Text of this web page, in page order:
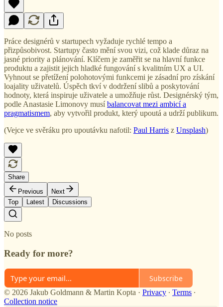
Práce designérů v startupech vyžaduje rychlé tempo a
přizpůsobivost. Startupy často mění svou vizi, což klade důraz na
jasné priority a plánování. Klíčem je zaměřit se na hlavní funkce
produktu a zajistit jejich hladké fungování s kvalitním UX a UI.
Vyhnout se přetížení polohotovými funkcemi je zásadní pro získání
loajality uživatelů. Úspěch tkví v dodržení slibů a poskytování
hodnoty, která inspiruje uživatele a umožňuje růst. Designérský tým,
podle Anastasie Limonovy musíbalancovat mezi ambicí a
pragmatismem, aby vytvořil produkt, který upoutá a udrží publikum.
(Vejce ve svěráku pro upoutávku nafotil: Paul Harris z Unsplash)
Share
Previous
Next
Top
Latest Discussions
No posts
Ready for more?
Subscribe
© 2026 Jakub Goldmann & Martin Kopta · Privacy ∙ Terms ∙
Collection notice